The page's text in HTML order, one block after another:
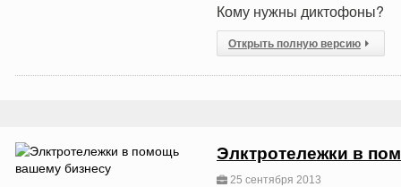
Кому нужны диктофоны?
Открыть полную версию
Элктротележки в
25 сентября 2013